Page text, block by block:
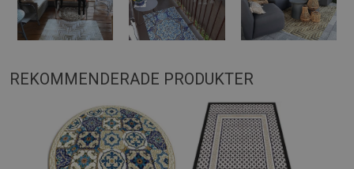
REKOMMENDERADE PRODUKTER